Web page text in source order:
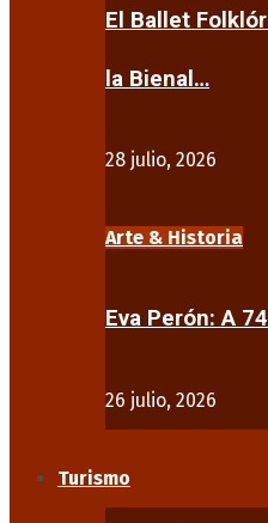
El Ballet
la Bienal…
28 julio, 2026
Arte & Historia
Eva Perón: A
26 julio, 2026
Turismo